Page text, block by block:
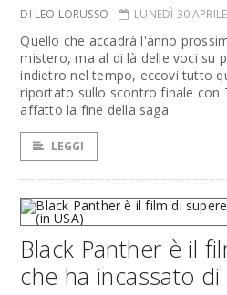
DI LEO LORUSSO LUNEDÌ 30
Quello che accadrà l'anno
mistero, ma al di là delle voci su
indietro nel tempo, eccovi tutto
riportato sullo scontro finale con
affatto la fine della saga
LEGGI
Black Panther è il
che ha incassato di